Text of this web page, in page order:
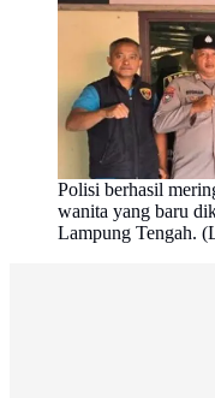
Polisi berhasil
wanita yang baru
Lampung Tengah.